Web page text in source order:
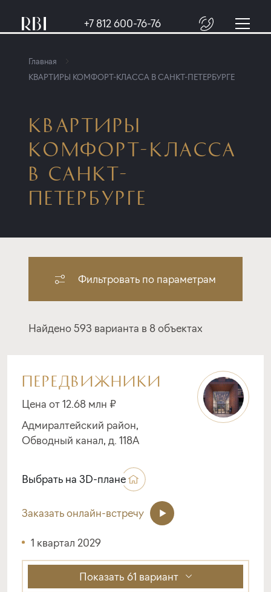
+7 812 600-76-76
Главная
КВАРТИРЫ КОМФОРТ-КЛАССА В САНКТ-ПЕТЕРБУРГЕ
КВАРТИРЫ
КОМФОРТ-КЛАССА
В САНКТ-
ПЕТЕРБУРГЕ
Фильтровать по параметрам
Найдено 593 варианта в 8 объектах
ПЕРЕДВИЖНИКИ
Цена от 12.68 млн ₽
Адмиралтейский район,
Обводный канал, д. 118А
Выбрать на 3D-плане
Заказать онлайн-встречу
1 квартал 2029
Показать 61 вариант